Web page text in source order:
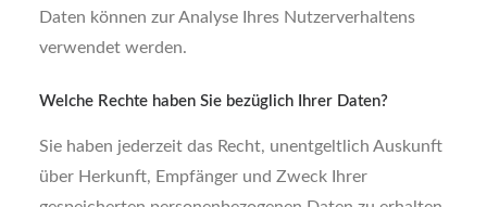
Daten können zur Analyse Ihres Nutzerverhaltens
verwendet werden.
Welche Rechte haben Sie bezüglich Ihrer Daten?
Sie haben jederzeit das Recht, unentgeltlich Auskunft
über Herkunft, Empfänger und Zweck Ihrer